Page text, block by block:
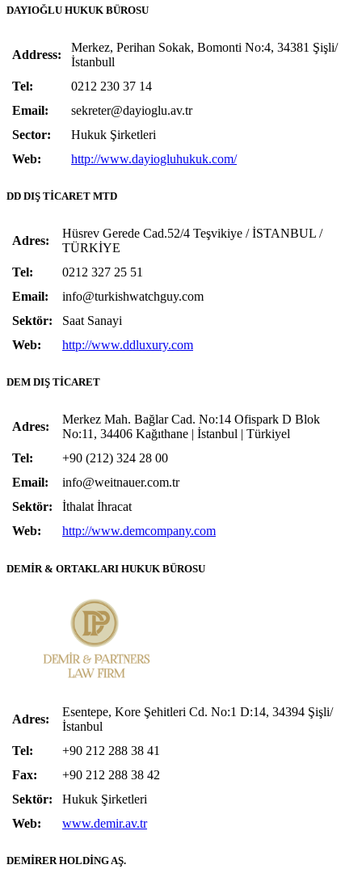
DAYIOĞLU HUKUK BÜROSU
Address:
Merkez, Perihan Sokak, Bomonti No:4, 34381 Şişli/
İstanbull
Tel:
0212 230 37 14
Email:
sekreter@dayioglu.av.tr
Sector:
Hukuk Şirketleri
Web:
http://www.dayiogluhukuk.com/
DD DIŞ TİCARET MTD
Adres:
Hüsrev Gerede Cad.52/4 Teşvikiye / İSTANBUL /
TÜRKİYE
Tel:
0212 327 25 51
Email:
info@turkishwatchguy.com
Sektör:
Saat Sanayi
Web:
http://www.ddluxury.com
DEM DIŞ TİCARET
Adres:
Merkez Mah. Bağlar Cad. No:14 Ofispark D Blok
No:11, 34406 Kağıthane | İstanbul | Türkiyel
Tel:
+90 (212) 324 28 00
Email:
info@weitnauer.com.tr
Sektör:
İthalat İhracat
Web:
http://www.demcompany.com
DEMİR & ORTAKLARI HUKUK BÜROSU
Adres:
Esentepe, Kore Şehitleri Cd. No:1 D:14, 34394 Şişli/
İstanbul
Tel:
+90 212 288 38 41
Fax:
+90 212 288 38 42
Sektör:
Hukuk Şirketleri
Web:
www.demir.av.tr
DEMİRER HOLDİNG AŞ.